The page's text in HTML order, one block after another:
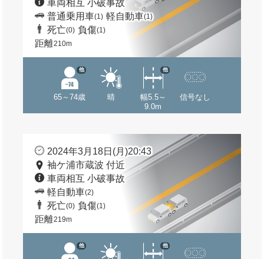
車両相互 小破事故
普通乗用車(1) 軽自動車(1)
死亡(0) 負傷(1)
距離210m
65～74歳
他
晴
幅5.5～
9.0m
他
信号なし
2024年3月18日(月)20:43
袖ケ浦市蔵波 付近
車両相互 小破事故
軽自動車(2)
死亡(0) 負傷(1)
距離219m
他 他